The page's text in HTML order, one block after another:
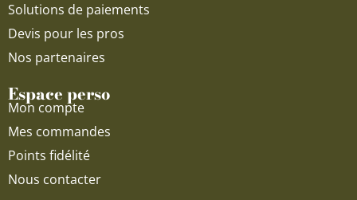
Solutions de paiements
Devis pour les pros
Nos partenaires
Espace perso
Mon compte
Mes commandes
Points fidélité
Nous contacter